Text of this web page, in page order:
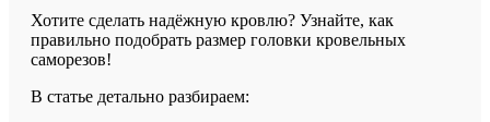
Хотите сделать надёжную кровлю? Узнайте, как
правильно подобрать размер головки кровельных
саморезов!
В статье детально разбираем: